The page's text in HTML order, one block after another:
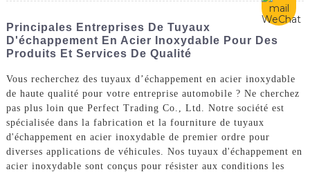
Principales Entreprises De Tuyaux
D'échappement En Acier Inoxydable Pour Des
Produits Et Services De Qualité
Vous recherchez des tuyaux d’échappement en acier inoxydable
de haute qualité pour votre entreprise automobile ? Ne cherchez
pas plus loin que Perfect Trading Co., Ltd. Notre société est
spécialisée dans la fabrication et la fourniture de tuyaux
d'échappement en acier inoxydable de premier ordre pour
diverses applications de véhicules. Nos tuyaux d'échappement en
acier inoxydable sont conçus pour résister aux conditions les